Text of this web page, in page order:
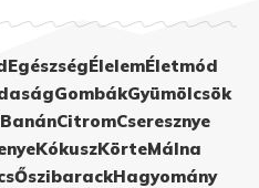
EgészségÉlelemÉletmód
GombákGyümölcsök
BanánCitromCseresznye
KókuszKörteMálna
ŐszibarackHagyomány